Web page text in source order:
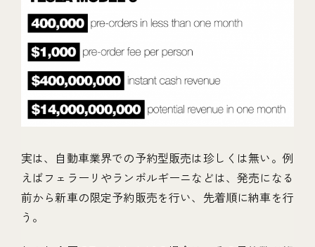
実は、自動車業界での予約型販売は珍しくは無い。例
えばフェラーリやランボルギーニなどは、発売になる
前から新車の限定予約販売を行い、先着順に納車を行
う。